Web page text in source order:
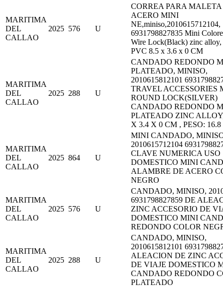
MARITIMA
DEL
CALLAO
2025 576 U
CORREA PARA MALETA
ACERO MINI
NE,miniso,2010615712104,
6931798827835 Mini
Wire Lock(Black) zinc alloy,
PVC 8.5 x 3.6 x 0 CM
MARITIMA
DEL
CALLAO
2025 288 U
CANDADO REDONDO
PLATEADO, MINISO,
2010615812101
TRAVEL ACCESSORIES
ROUND LOCK(SILVER)
CANDADO REDONDO
PLATEADO ZINC
X 3.4 X 0 CM , PESO: 16.8
MARITIMA
DEL
CALLAO
2025 864 U
MINI CANDADO,
2010615712104
CLAVE NUMERICA USO
DOMESTICO MINI
ALAMBRE DE ACERO
NEGRO
MARITIMA
DEL
CALLAO
2025 576 U
CANDADO, MINISO,
6931798827859 DE
ZINC ACCESORIO DE
DOMESTICO MINI
REDONDO COLOR
MARITIMA
DEL
CALLAO
2025 288 U
CANDADO, MINISO,
2010615812101
ALEACION DE ZINC
DE VIAJE DOMESTICO
CANDADO REDONDO
PLATEADO